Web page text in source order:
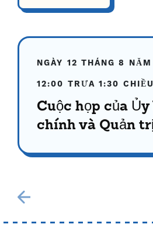
NGÀY 12 THÁNG 8
12:00 TRƯA 1:30 CHIỀU
Cuộc họp của Ủy
chính và Quản trị